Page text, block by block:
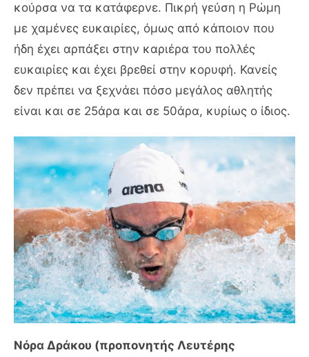
κούρσα να τα κατάφερνε. Πικρή γεύση η Ρώμη
με χαμένες ευκαιρίες, όμως από κάποιον που
ήδη έχει αρπάξει στην καριέρα του πολλές
ευκαιρίες και έχει βρεθεί στην κορυφή. Κανείς
δεν πρέπει να ξεχνάει πόσο μεγάλος αθλητής
είναι και σε 25άρα και σε 50άρα, κυρίως ο ίδιος.
Νόρα Δράκου (προπονητής Λευτέρης